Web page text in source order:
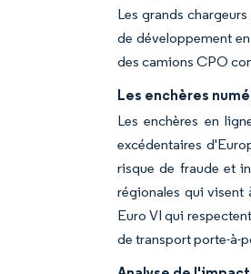
Les grands
de développement
des camions CPO
Les enchères
Les enchères en
excédentaires
risque de fraude et
régionales qui visent
Euro VI qui
de transport porte-à-